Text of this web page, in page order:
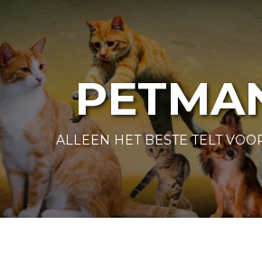
content
ALLEEN HET BESTE TELT